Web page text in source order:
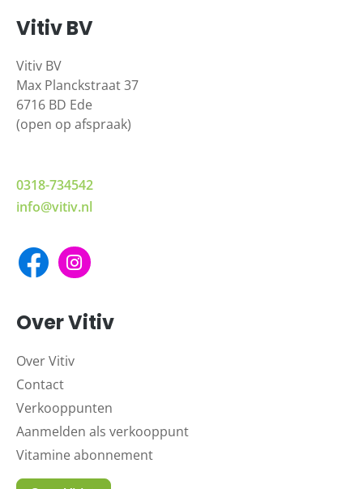
Vitiv BV
Vitiv BV
Max Planckstraat 37
6716 BD Ede
(open op afspraak)
0318-734542
info@vitiv.nl
Over Vitiv
Over Vitiv
Contact
Verkooppunten
Aanmelden als verkooppunt
Vitamine abonnement